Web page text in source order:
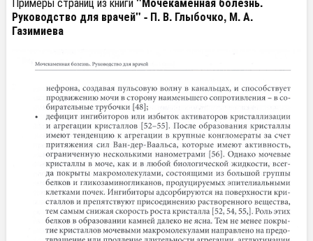
Руководство для врачей" - П. В. Глыбочко, М. А.
Газимиева